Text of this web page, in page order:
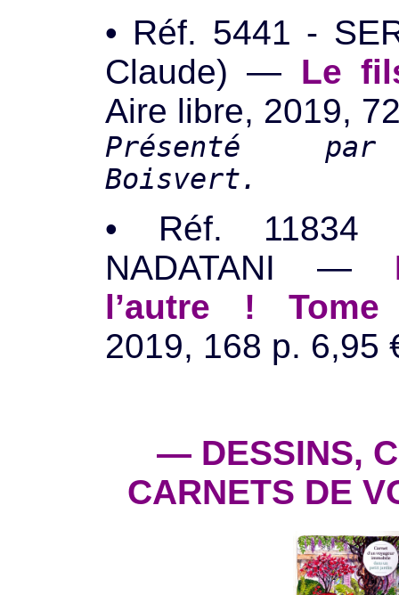
• Réf. 5441 -
Claude) — Le
Aire libre, 2019,
Présenté
Boisvert.
• Réf. 11834
NADATANI —
l’autre !
2019, 168 p. 6,95
— DESSINS,
CARNETS DE